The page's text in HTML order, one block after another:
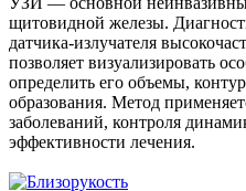
щитовидной железы.
датчика-излучателя
позволяет визуализировать
определить его объемы,
образования. Метод
заболеваний, контроля
эффективности лечения.